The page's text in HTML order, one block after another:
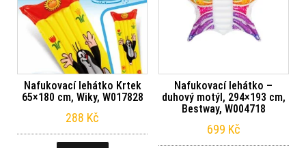
Nafukovací lehátko Krtek
65×180 cm, Wiky, W017828
288 Kč
Nafukovací lehátko –
duhový motýl, 294×193 cm,
Bestway, W004718
699 Kč